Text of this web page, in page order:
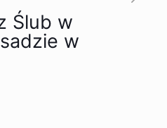
Ślub w
w